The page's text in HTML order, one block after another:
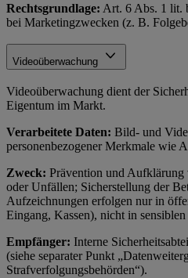
Rechtsgrundlage: Art. 6 Abs. 1 lit.
bei Marketingzwecken (z. B.
Videoüberwachung
Videoüberwachung dient der
Eigentum im Markt.
Verarbeitete Daten: Bild- und
personenbezogener Merkmale wie
Zweck: Prävention und Aufklärung
oder Unfällen; Sicherstellung der
Aufzeichnungen erfolgen nur in
Eingang, Kassen), nicht in
Empfänger: Interne
(siehe separater Punkt
Strafverfolgungsbehörden“).